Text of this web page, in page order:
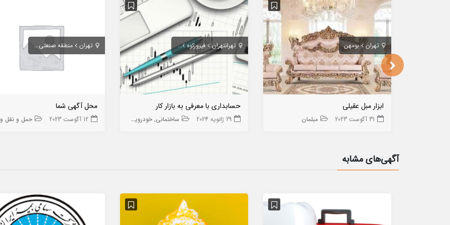
تهران بومهن
ابزار مبل عقیلی
31 آگوست 2023 مبلمان
تهرانتهران فیروزکوه دماوند تهرانپارس گیلاوند جاجرود منطقه صنعتی دماوند منطقه
حسابداری با معرفی به بازار کار
29 ژانویه 2024 ساختمانی خودرویی بازارکار صنعت بهداشت و درمان رستوران
تهران منطقه صنعتی خرمدشت پردیس
محل آگهی شما
12 آگوست 2023 حمل و نقل و
آگهی‌های مشابه